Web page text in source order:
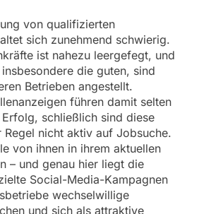
von qualifizierten
sich zunehmend schwierig.
ist nahezu leergefegt, und
die guten, sind
Betrieben angestellt.
führen damit selten
schließlich sind diese
Regel nicht aktiv auf Jobsuche.
von ihnen in ihrem aktuellen
– und genau hier liegt die
Social-Media-Kampagnen
wechselwillige
und sich als attraktive